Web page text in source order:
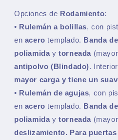
Opciones de Rodamiento:
• Rulemán a bolillas, con
en acero templado. Banda
poliamida y torneada
antipolvo (Blindado). Interior
mayor carga y tiene un
• Rulemán de agujas, con
en acero templado. Banda
poliamida y torneada
deslizamiento. Para